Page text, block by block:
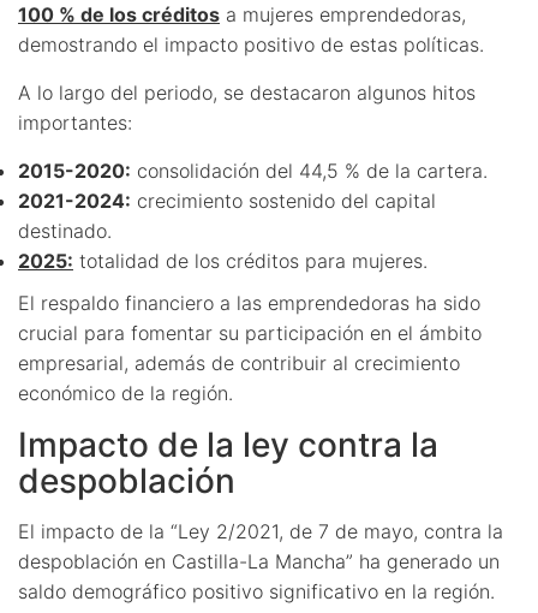
100 % de los créditos a mujeres emprendedoras,
demostrando el impacto positivo de estas políticas.
A lo largo del periodo, se destacaron algunos hitos
importantes:
2015-2020: consolidación del 44,5 % de la cartera.
2021-2024: crecimiento sostenido del capital
destinado.
2025: totalidad de los créditos para mujeres.
El respaldo financiero a las emprendedoras ha sido
crucial para fomentar su participación en el ámbito
empresarial, además de contribuir al crecimiento
económico de la región.
Impacto de la ley contra la
despoblación
El impacto de la “Ley 2/2021, de 7 de mayo, contra la
despoblación en Castilla-La Mancha” ha generado un
saldo demográfico positivo significativo en la región.